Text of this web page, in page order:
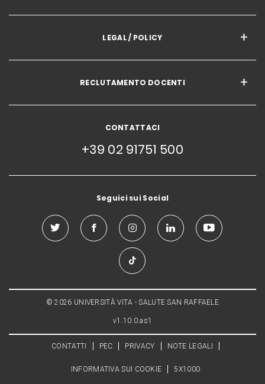
LEGAL / POLICY
RECLUTAMENTO DOCENTI
CONTATTACI
+39 02 91751 500
Seguici sui Social
© 2026 UNIVERSITÀ VITA - SALUTE SAN RAFFAELE
v1.10.0.as1
CONTATTI PEC PRIVACY NOTE LEGALI
INFORMATIVA SUI COOKIE 5X1000